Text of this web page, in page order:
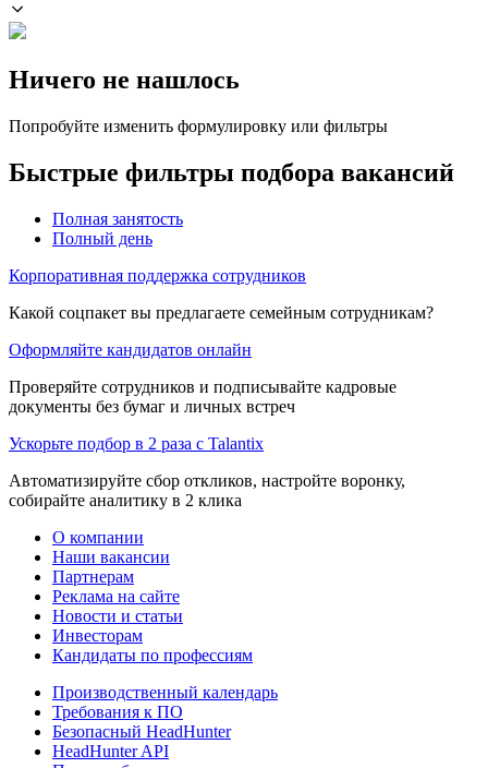
Ничего не нашлось
Попробуйте изменить формулировку или фильтры
Быстрые фильтры подбора вакансий
Полная занятость
Полный день
Корпоративная поддержка сотрудников
Какой соцпакет вы предлагаете семейным сотрудникам?
Оформляйте кандидатов онлайн
Проверяйте сотрудников и подписывайте кадровые
документы без бумаг и личных встреч
Ускорьте подбор в 2 раза с Talantix
Автоматизируйте сбор откликов, настройте воронку,
собирайте аналитику в 2 клика
О компании
Наши вакансии
Партнерам
Реклама на сайте
Новости и статьи
Инвесторам
Кандидаты по профессиям
Производственный календарь
Требования к ПО
Безопасный HeadHunter
HeadHunter API